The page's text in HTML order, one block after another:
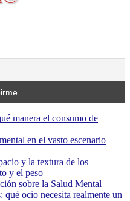
manera el consumo de
en el vasto escenario
y la textura de los
y el peso
sobre la Salud Mental
qué ocio necesita realmente un